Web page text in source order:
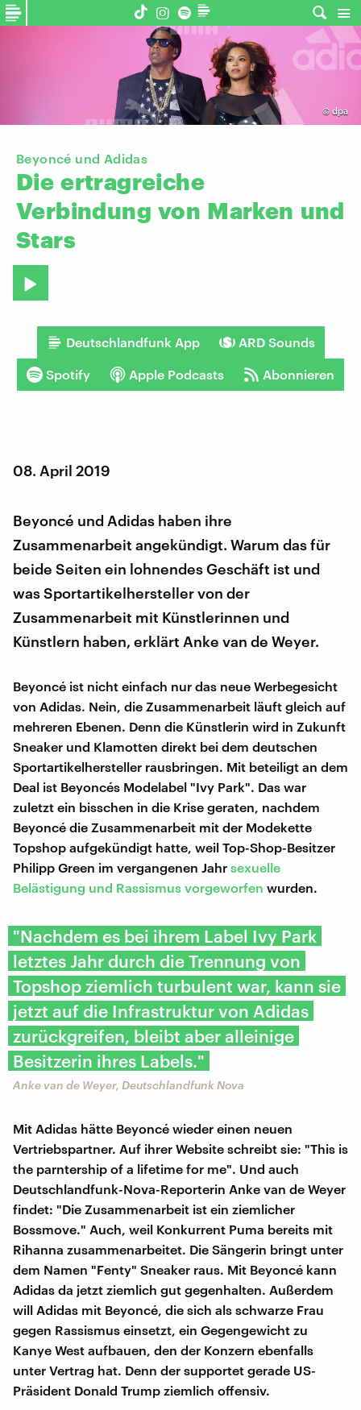
© dpa
Beyoncé und Adidas
Die ertragreiche
Verbindung von Marken und
Stars
Deutschlandfunk App ARD Sounds
Spotify Apple Podcasts Abonnieren
08. April 2019
Beyoncé und Adidas haben ihre
Zusammenarbeit angekündigt. Warum das für
beide Seiten ein lohnendes Geschäft ist und
was Sportartikelhersteller von der
Zusammenarbeit mit Künstlerinnen und
Künstlern haben, erklärt Anke van de Weyer.
Beyoncé ist nicht einfach nur das neue Werbegesicht
von Adidas. Nein, die Zusammenarbeit läuft gleich auf
mehreren Ebenen. Denn die Künstlerin wird in Zukunft
Sneaker und Klamotten direkt bei dem deutschen
Sportartikelhersteller rausbringen. Mit beteiligt an dem
Deal ist Beyoncés Modelabel "Ivy Park". Das war
zuletzt ein bisschen in die Krise geraten, nachdem
Beyoncé die Zusammenarbeit mit der Modekette
Topshop aufgekündigt hatte, weil Top-Shop-Besitzer
Philipp Green im vergangenen Jahr sexuelle
Belästigung und Rassismus vorgeworfen wurden.
"Nachdem es bei ihrem Label Ivy Park
letztes Jahr durch die Trennung von
Topshop ziemlich turbulent war, kann sie
jetzt auf die Infrastruktur von Adidas
zurückgreifen, bleibt aber alleinige
Besitzerin ihres Labels."
Anke van de Weyer, Deutschlandfunk Nova
Mit Adidas hätte Beyoncé wieder einen neuen
Vertriebspartner. Auf ihrer Website schreibt sie: "This is
the parntership of a lifetime for me". Und auch
Deutschlandfunk-Nova-Reporterin Anke van de Weyer
findet: "Die Zusammenarbeit ist ein ziemlicher
Bossmove." Auch, weil Konkurrent Puma bereits mit
Rihanna zusammenarbeitet. Die Sängerin bringt unter
dem Namen "Fenty" Sneaker raus. Mit Beyoncé kann
Adidas da jetzt ziemlich gut gegenhalten. Außerdem
will Adidas mit Beyoncé, die sich als schwarze Frau
gegen Rassismus einsetzt, ein Gegengewicht zu
Kanye West aufbauen, den der Konzern ebenfalls
unter Vertrag hat. Denn der supportet gerade US-
Präsident Donald Trump ziemlich offensiv.